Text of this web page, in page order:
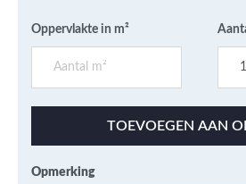
Oppervlakte in m²
TOEVOEGEN AAN
Opmerking